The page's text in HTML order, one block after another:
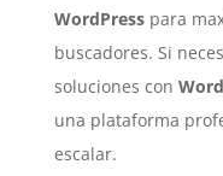
WordPresspara
buscadores. Si
soluciones con
una plataforma
escalar.